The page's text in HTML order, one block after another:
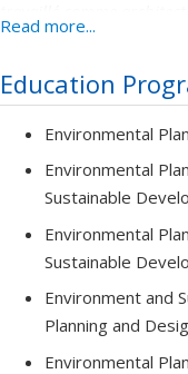
architecte paysagiste aux
où il a complété sa thèse
en 2021. Sa thèse
de jardinage anglaises
1930, au
de paysage.
En 2022, ayant déjà
de Pennsylvanie et
Floride, il a été nommé
Montréal. Il enseigne
histoire et théorie
Read more...
Education
Environmental
Environmental
Sustainable
Environmental
Sustainable
Environment and
Planning and
Environmental